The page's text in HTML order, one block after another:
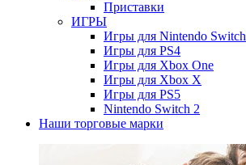
Приставки
ИГРЫ
Игры для Nintendo Switch
Игры для PS4
Игры для Xbox One
Игры для Xbox X
Игры для PS5
Nintendo Switch 2
Наши торговые марки